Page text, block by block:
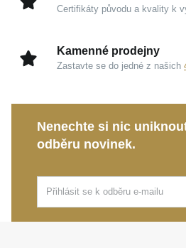
Pravý topaz:
Tento
Vysoký lesk: Pečlivá
Ať už si tento skvost zvolíte pro
nebo jako prémiový detail pro
Certifikáty původu a kvality k
Kamenné prodejny
Zastavte se do jedné z našich
Nenechte si nic
odběru novinek.